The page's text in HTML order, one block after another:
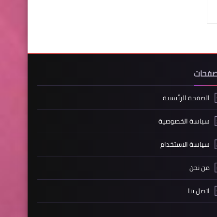
الصفحة الرئيسية
سياسة الخصوصية
سياسة الاستخدام
من نحن
اتصل بنا